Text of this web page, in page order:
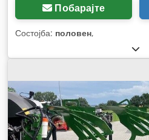
Побарајте
Состојба: половен,